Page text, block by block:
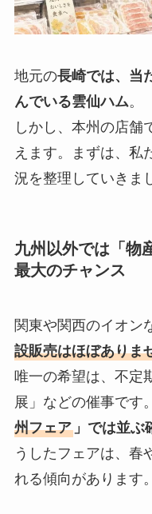
地元の長崎では、当
んでいる雲仙ハム。
しかし、本州の店舗
えます。まずは、私
況を整理していきま
九州以外では「物
最大のチャンス
関東や関西のイオン
設販売はほぼありま
唯一の希望は、不定
展」などの催事です
州フェア」では並ぶ
うしたフェアは、春
れる傾向があります。